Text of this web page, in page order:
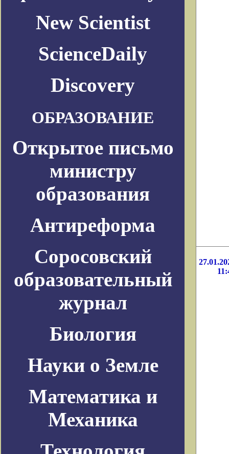
New Scientist
ScienceDaily
Discovery
ОБРАЗОВАНИЕ
Открытое письмо
министру
образования
Антиреформа
Соросовский
образовательный
журнал
Биология
Науки о Земле
Математика и
Механика